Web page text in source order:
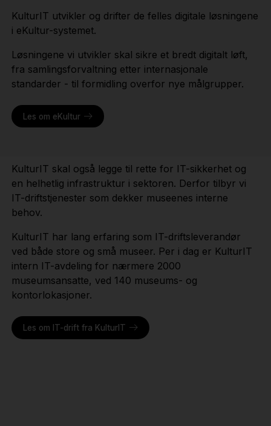
KulturIT utvikler og drifter de felles digitale løsningene
i eKultur-systemet.
Løsningene vi utvikler skal sikre et bredt digitalt løft,
fra samlingsforvaltning etter internasjonale
standarder - til formidling overfor nye målgrupper.
Les om eKultur
KulturIT skal også legge til rette for IT-sikkerhet og
en helhetlig infrastruktur i sektoren. Derfor tilbyr vi
IT-driftstjenester som dekker museenes interne
behov.
KulturIT har lang erfaring som IT-driftsleverandør
ved både store og små museer. Per i dag er KulturIT
intern IT-avdeling for nærmere 2000
museumsansatte, ved 140 museums- og
kontorlokasjoner.
Les om IT-drift fra KulturIT